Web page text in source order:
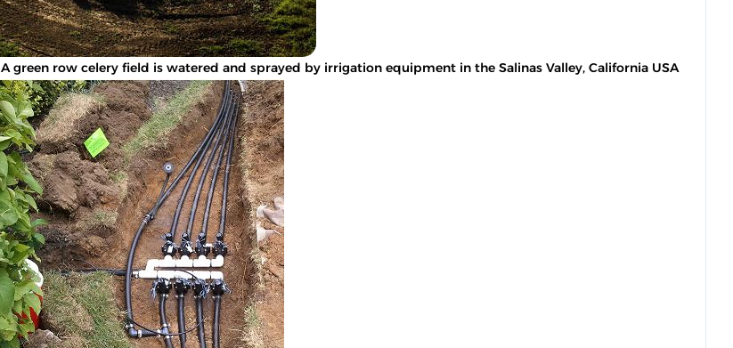
A green row celery field is watered and sprayed by irrigation equipment in the Salinas Valley, California USA